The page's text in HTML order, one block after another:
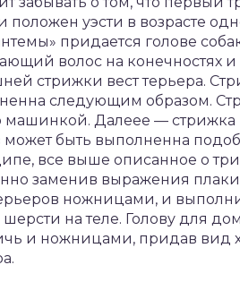
положен уэсти в возрасте
придается голове
волос на конечностях и
стрижки вест терьера.
следующим образом.
Далеее —
может быть выполненна
все выше описанное о
заменив выражения
ножницами, и
на теле. Голову для
и ножницами, придав вид